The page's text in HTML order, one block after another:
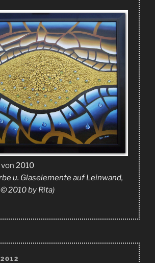
2010
u. Glaselemente auf Leinwand,
2010 by Rita)